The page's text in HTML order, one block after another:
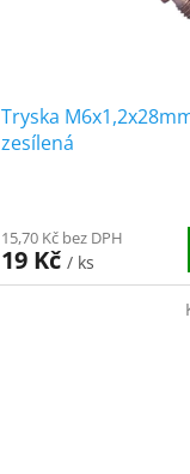
Tryska
zesílená
15,70 Kč bez DPH
19 Kč / ks